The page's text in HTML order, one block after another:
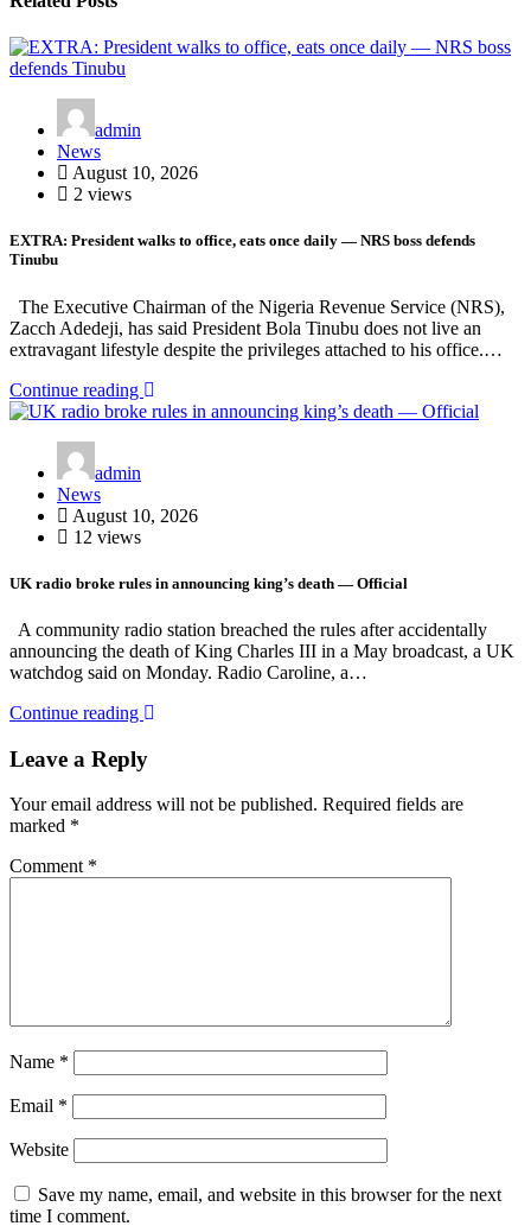
admin
News
August 10, 2026
2 views
EXTRA: President walks to office, eats once daily — NRS boss defends
Tinubu
The Executive Chairman of the Nigeria Revenue Service (NRS),
Zacch Adedeji, has said President Bola Tinubu does not live an
extravagant lifestyle despite the privileges attached to his office.…
Continue reading
admin
News
August 10, 2026
12 views
UK radio broke rules in announcing king’s death — Official
A community radio station breached the rules after accidentally
announcing the death of King Charles III in a May broadcast, a UK
watchdog said on Monday. Radio Caroline, a…
Continue reading
Leave a Reply
Your email address will not be published. Required fields are
marked *
Comment *
Name *
Email *
Website
Save my name, email, and website in this browser for the next
time I comment.